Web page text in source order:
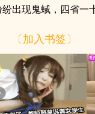
出现鬼蜮，四省一
〔加入书签〕